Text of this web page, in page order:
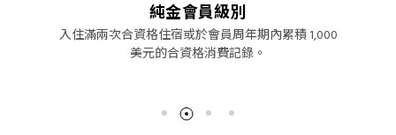
純金會員級別
入住滿兩次合資格住宿或於會員周年期內累積 1,000
美元的合資格消費記錄。